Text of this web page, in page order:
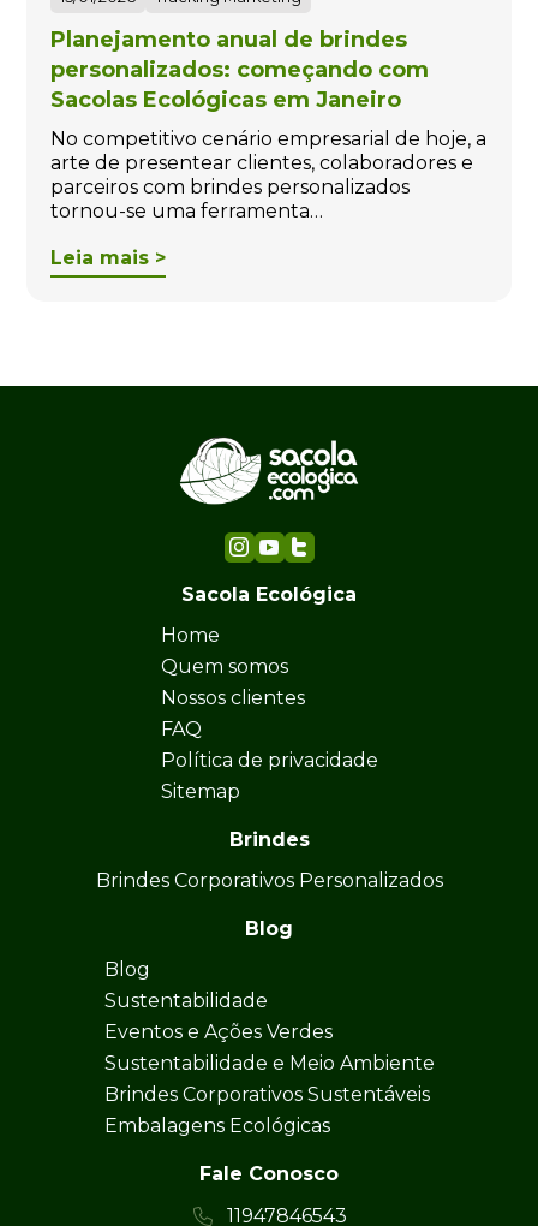
Planejamento anual de brindes
personalizados: começando com
Sacolas Ecológicas em Janeiro
No competitivo cenário empresarial de hoje, a
arte de presentear clientes, colaboradores e
parceiros com brindes personalizados
tornou-se uma ferramenta…
Leia mais >
Sacola Ecológica
Home
Quem somos
Nossos clientes
FAQ
Política de privacidade
Sitemap
Brindes
Brindes Corporativos Personalizados
Blog
Blog
Sustentabilidade
Eventos e Ações Verdes
Sustentabilidade e Meio Ambiente
Brindes Corporativos Sustentáveis
Embalagens Ecológicas
Fale Conosco
11947846543